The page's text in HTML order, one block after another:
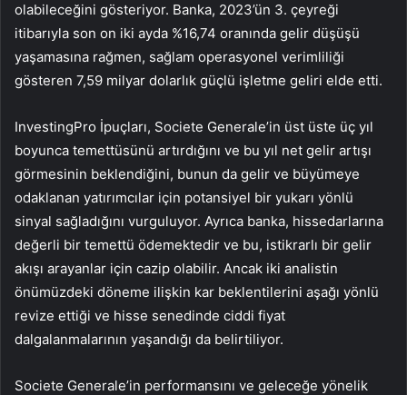
olabileceğini gösteriyor. Banka, 2023’ün 3. çeyreği
itibarıyla son on iki ayda %16,74 oranında gelir düşüşü
yaşamasına rağmen, sağlam operasyonel verimliliği
gösteren 7,59 milyar dolarlık güçlü işletme geliri elde etti.
InvestingPro İpuçları, Societe Generale’in üst üste üç yıl
boyunca temettüsünü artırdığını ve bu yıl net gelir artışı
görmesinin beklendiğini, bunun da gelir ve büyümeye
odaklanan yatırımcılar için potansiyel bir yukarı yönlü
sinyal sağladığını vurguluyor. Ayrıca banka, hissedarlarına
değerli bir temettü ödemektedir ve bu, istikrarlı bir gelir
akışı arayanlar için cazip olabilir. Ancak iki analistin
önümüzdeki döneme ilişkin kar beklentilerini aşağı yönlü
revize ettiği ve hisse senedinde ciddi fiyat
dalgalanmalarının yaşandığı da belirtiliyor.
Societe Generale’in performansını ve geleceğe yönelik